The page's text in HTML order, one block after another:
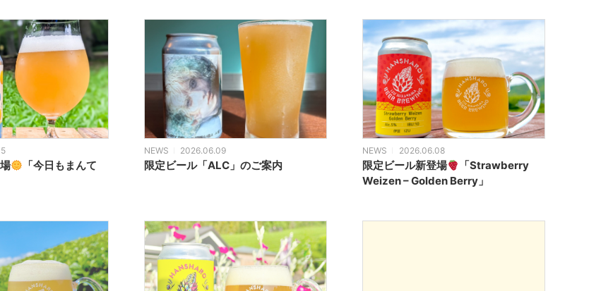
「今日もまんて
NEWS 2026.06.09
限定ビール「ALC」のご案内
NEWS 2026.06.08
限定ビール新登場
「Strawberry
Weizen – Golden Berry」